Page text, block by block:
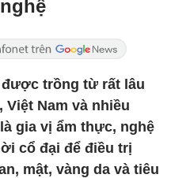
được trồng từ rất lâu
Nam và nhiều
gia vị ẩm thực, nghệ
cổ đại để điều trị
mật, vàng da và tiêu